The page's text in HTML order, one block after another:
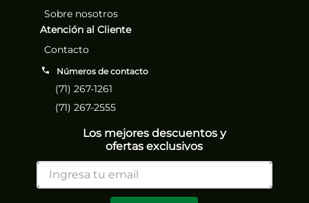
Sobre nosotros
Atención al Cliente
Contacto
Números de contacto
(71) 267-1261
(71) 267-2555
Los mejores descuentos y
ofertas exclusivos